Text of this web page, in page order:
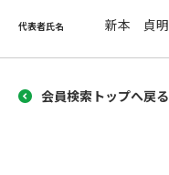
代表者氏名 新本 貞明
会員検索トップへ戻る